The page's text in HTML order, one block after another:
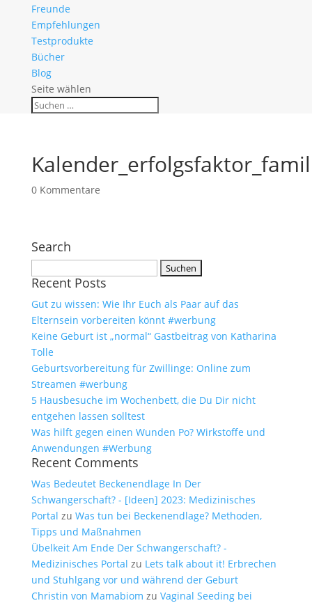
Freunde
Empfehlungen
Testprodukte
Bücher
Blog
Seite wählen
0 Kommentare
Search
nach:
Recent Posts
Gut zu wissen: Wie Ihr Euch als Paar auf das
Elternsein vorbereiten könnt #werbung
Keine Geburt ist „normal“ Gastbeitrag von Katharina
Tolle
Geburtsvorbereitung für Zwillinge: Online zum
Streamen #werbung
5 Hausbesuche im Wochenbett, die Du Dir nicht
entgehen lassen solltest
Was hilft gegen einen Wunden Po? Wirkstoffe und
Anwendungen #Werbung
Recent Comments
Was Bedeutet Beckenendlage In Der
Schwangerschaft? - [Ideen] 2023: Medizinisches
Portal zu Was tun bei Beckenendlage? Methoden,
Tipps und Maßnahmen
Übelkeit Am Ende Der Schwangerschaft? -
Medizinisches Portal zu Lets talk about it! Erbrechen
und Stuhlgang vor und während der Geburt
Christin von Mamabiom zu Vaginal Seeding bei